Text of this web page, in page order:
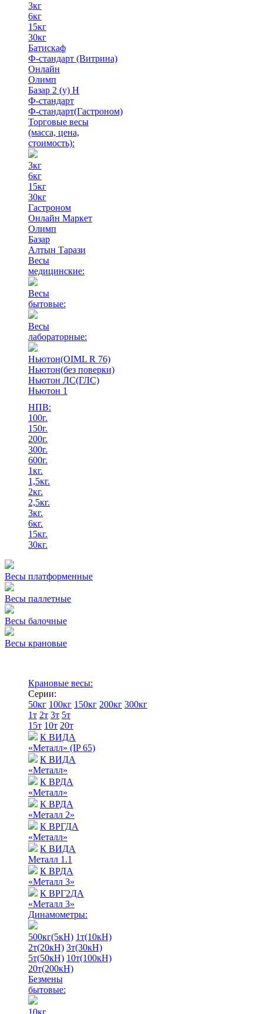
3кг
6кг
15кг
30кг
Батискаф
Ф-стандарт (Витрина)
Онлайн
Олимп
Базар 2 (у) Н
Ф-стандарт
Ф-стандарт(Гастроном)
Торговые весы
(масса, цена,
стоимость):
3кг
6кг
15кг
30кг
Гастроном
Онлайн Маркет
Олимп
Базар
Алтын Тарази
Весы
медицинские:
Весы
бытовые:
Весы
лабораторные:
Ньютон(OIML R 76)
Ньютон(без поверки)
Ньютон ЛС(ГЛС)
Ньютон 1
НПВ:
100г.
150г.
200г.
300г.
600г.
1кг.
1,5кг.
2кг.
2,5кг.
3кг.
6кг.
15кг.
30кг.
Весы платформенные
Весы паллетные
Весы балочные
Весы крановые
Крановые весы:
Серии:
50кг 100кг 150кг 200кг 300кг
1т 2т 3т 5т
15т 10т 20т
К ВИДА
«Металл» (IP 65)
К ВИДА
«Металл»
К ВРДА
«Металл»
К ВРДА
«Металл 2»
К ВРГДА
«Металл»
К ВИДА
Металл 1.1
К ВРДА
«Металл 3»
К ВРГ2ДА
«Металл 3»
Динамометры:
500кг(5кН) 1т(10кН)
2т(20кН) 3т(30кН)
5т(50кН) 10т(100кН)
20т(200кН)
Безмены
бытовые:
10кг